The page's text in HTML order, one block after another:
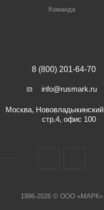
Команда
8 (800) 201-64-70
info@rusmark.ru
Москва,
стр.4, офис 100
1996-2026 © ООО «МАРК»